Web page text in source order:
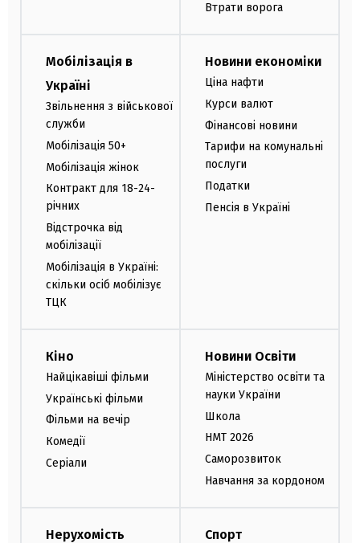
Втрати ворога
Мобілізація в
Україні
Звільнення з військової
служби
Мобілізація 50+
Мобілізація жінок
Контракт для 18-24-
річних
Відстрочка від
мобілізації
Мобілізація в Україні:
скільки осіб мобілізує
ТЦК
Новини економіки
Ціна нафти
Курси валют
Фінансові новини
Тарифи на комунальні
послуги
Податки
Пенсія в Україні
Кіно
Найцікавіші фільми
Українські фільми
Фільми на вечір
Комедії
Серіали
Новини Освіти
Міністерство освіти та
науки України
Школа
НМТ 2026
Саморозвиток
Навчання за кордоном
Нерухомість Спорт